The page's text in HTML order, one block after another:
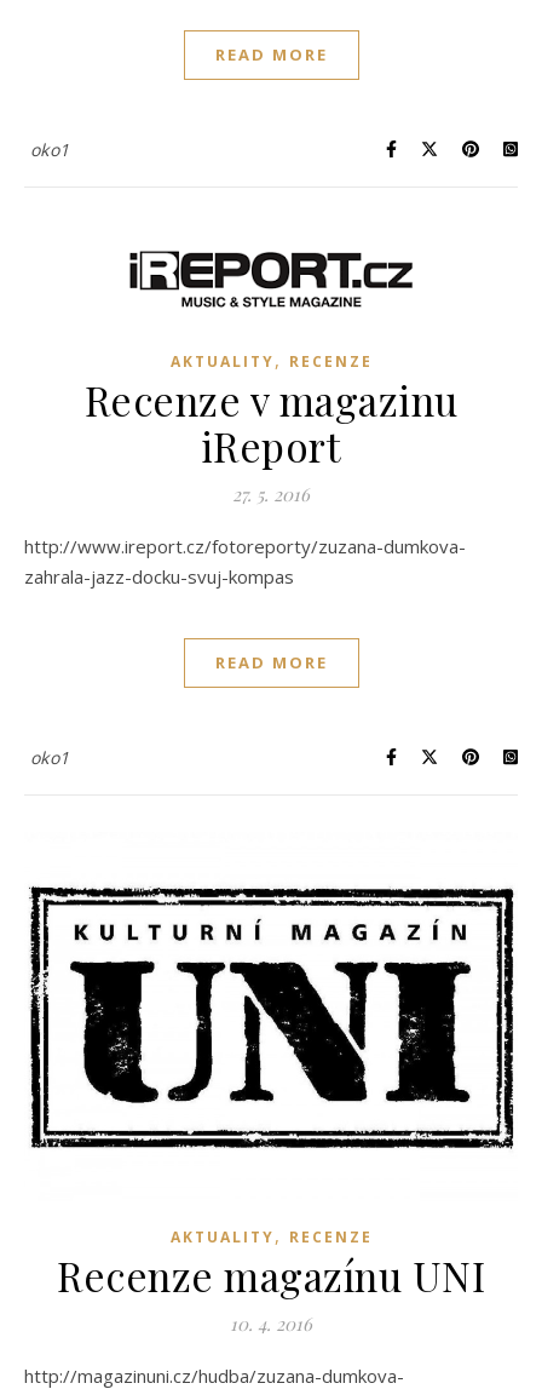
READ MORE
oko1
AKTUALITY, RECENZE
Recenze v magazinu
iReport
27. 5. 2016
http://www.ireport.cz/fotoreporty/zuzana-dumkova-
zahrala-jazz-docku-svuj-kompas
READ MORE
oko1
AKTUALITY, RECENZE
Recenze magazínu UNI
10. 4. 2016
http://magazinuni.cz/hudba/zuzana-dumkova-